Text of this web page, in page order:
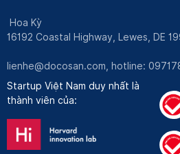
Hoa Kỳ
16192 Coastal Highway, Lewes, DE
lienhe@docosan.com , hotline:
Startup Việt Nam duy nhất là
thành viên của: